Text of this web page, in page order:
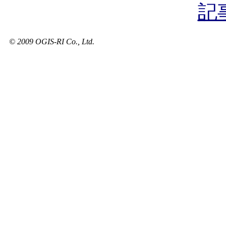
記
© 2009 OGIS-RI Co., Ltd.